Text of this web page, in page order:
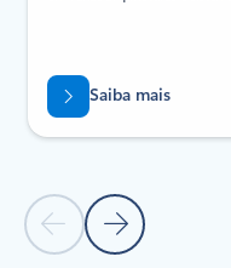
Slide AnteriorPróximo Slide
Saiba mais